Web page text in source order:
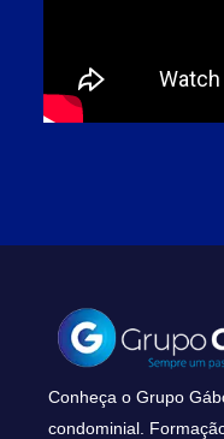
Conheça o Grupo
condominial.